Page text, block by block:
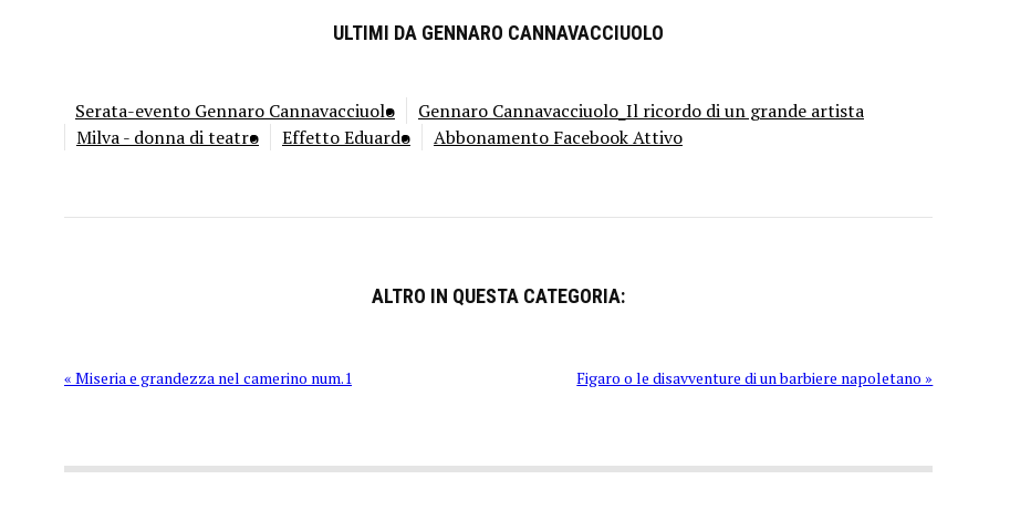
ULTIMI DA GENNARO CANNAVACCIUOLO
Serata-evento Gennaro Cannavacciuolo
Gennaro Cannavacciuolo_Il ricordo di un grande artista
Milva - donna di teatro
Effetto Eduardo Abbonamento Facebook Attivo
ALTRO IN QUESTA CATEGORIA:
« Miseria e grandezza nel camerino num.1 Figaro o le disavventure di un barbiere napoletano »